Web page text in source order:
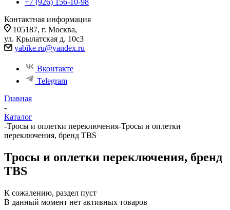
+7 (926) 156-10-98
Контактная информация
105187, г. Москва,
ул. Крылатская д. 10с3
yabike.ru@yandex.ru
Вконтакте
Telegram
Главная
-
Каталог
-Тросы и оплетки переключения-Тросы и оплетки
переключения, бренд TBS
Тросы и оплетки переключения, бренд
TBS
К сожалению, раздел пуст
В данный момент нет активных товаров